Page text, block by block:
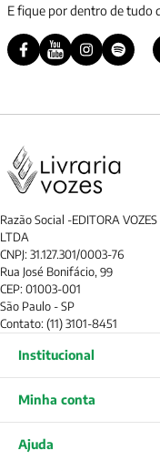
E fique por dentro de tudo
Razão Social -EDITORA VOZES
LTDA
CNPJ: 31.127.301/0003-76
Rua José Bonifácio, 99
CEP: 01003-001
São Paulo - SP
Contato: (11) 3101-8451
Institucional
Minha conta
Ajuda